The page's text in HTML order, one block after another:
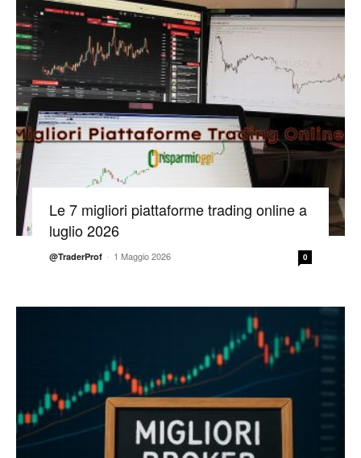
Le 7 migliori piattaforme trading online a
luglio 2026
@TraderProf - 1 Maggio 2026 0